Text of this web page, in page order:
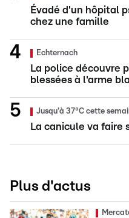
Évadé d'un hôpital
chez une famille
Echternach
La police découvre
blessées à l'arme
Jusqu'à 37°C cette
La canicule va faire
Plus d'actus